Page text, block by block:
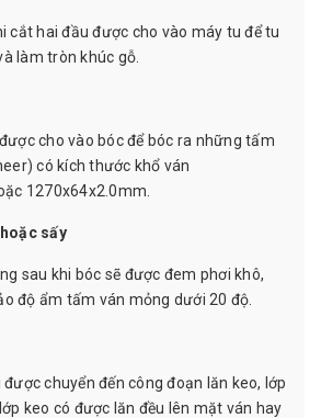
cắt hai đầu được cho vào máy tu để tu
làm tròn khúc gỗ.
cho vào bóc để bóc ra những tấm
có kích thước khổ ván
1270x64x2.0mm.
sấy
sau khi bóc sẽ được đem phơi khô,
độ ẩm tấm ván mỏng dưới 20 độ.
chuyển đến công đoạn lăn keo, lớp
keo có được lăn đều lên mặt ván hay